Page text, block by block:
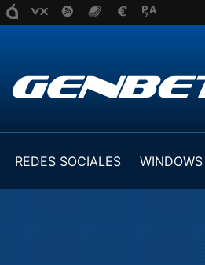
REDES SOCIALES WINDOWS